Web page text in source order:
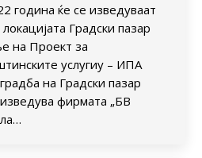
година ќе се изведуваат
Градски пазар
на Проект за
услугиу – ИПА
на Градски пазар
фирмата „БВ